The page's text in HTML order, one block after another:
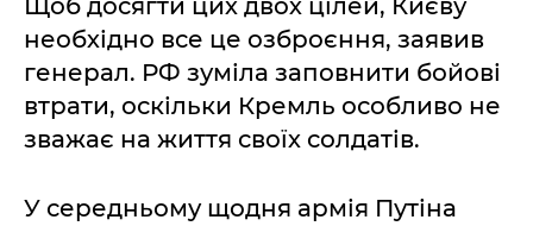
Щоб досягти цих двох цілей, Києву
необхідно все це озброєння, заявив
генерал. РФ зуміла заповнити бойові
втрати, оскільки Кремль особливо не
зважає на життя своїх солдатів.
У середньому щодня армія Путіна